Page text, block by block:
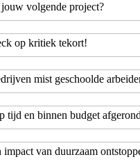
volgende project?
op kritiek tekort!
mist geschoolde
tijd en binnen budget afgerond
van duurzaam